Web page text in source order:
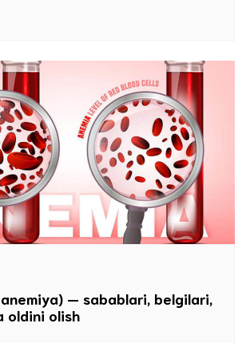
— sabablari, belgilari,
oldini olish